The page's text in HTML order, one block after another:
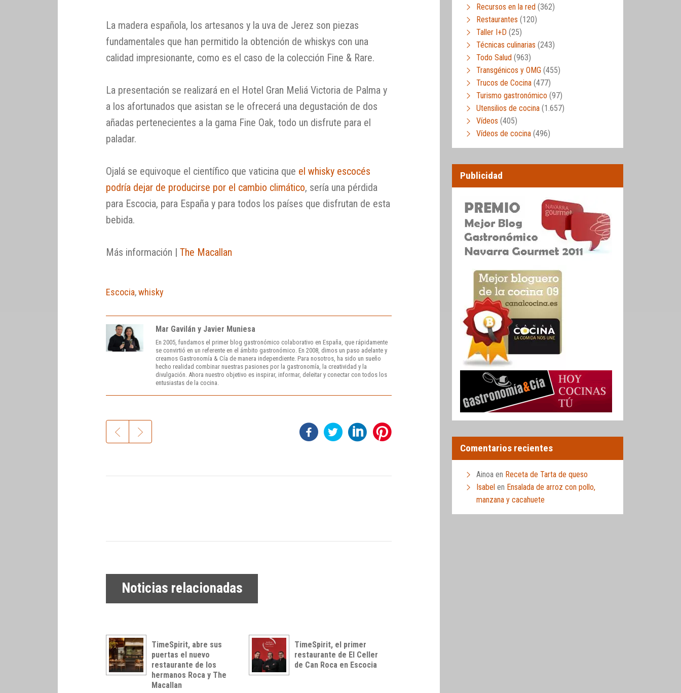
La madera española, los artesanos y la uva de Jerez son piezas
fundamentales que han permitido la obtención de whiskys con una
calidad impresionante, como es el caso de la colección Fine & Rare.
La presentación se realizará en el Hotel Gran Meliá Victoria de Palma y
a los afortunados que asistan se le ofrecerá una degustación de dos
añadas pertenecientes a la gama Fine Oak, todo un disfrute para el
paladar.
Ojalá se equivoque el científico que vaticina que el whisky escocés
podría dejar de producirse por el cambio climático, sería una pérdida
para Escocia, para España y para todos los países que disfrutan de esta
bebida.
Más información |The Macallan
Escocia,whisky
Mar Gavilán y Javier Muniesa
En 2005, fundamos el primer blog gastronómico colaborativo en España, que rápidamente
se convirtió en un referente en el ámbito gastronómico. En 2008, dimos un paso adelante y
creamos Gastronomía & Cía de manera independiente. Para nosotros, ha sido un sueño
hecho realidad combinar nuestras pasiones por la gastronomía, la creatividad y la
divulgación. Ahora nuestro objetivo es inspirar, informar, deleitar y conectar con todos los
entusiastas de la cocina.
Noticias relacionadas
TimeSpirit, abre sus
puertas el nuevo
restaurante de los
hermanos Roca y The
Macallan
TimeSpirit, el primer
restaurante de El Celler
de Can Roca en Escocia
Recursos en la red (362)
Restaurantes (120)
Taller I+D (25)
Técnicas culinarias (243)
Todo Salud (963)
Transgénicos y OMG (455)
Trucos de Cocina (477)
Turismo gastronómico (97)
Utensilios de cocina (1.657)
Vídeos (405)
Vídeos de cocina (496)
Publicidad
Comentarios recientes
Ainoa en Receta de Tarta de queso
Isabel en Ensalada de arroz con pollo,
manzana y cacahuete